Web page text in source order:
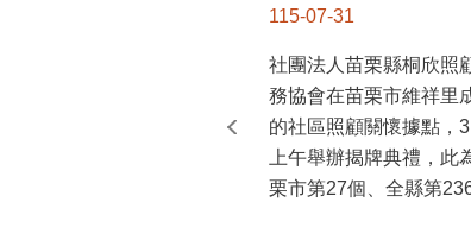
115-07-31
社團法人苗栗縣桐欣照
務協會在苗栗市維祥里
的社區照顧關懷據點，
上午舉辦揭牌典禮，此
栗市第27個、全縣第